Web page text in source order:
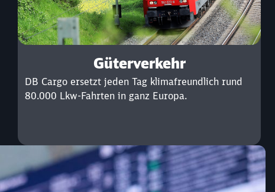
Güterverkehr
DB Cargo ersetzt jeden Tag klimafreundlich rund
80.000 Lkw-Fahrten in ganz Europa.